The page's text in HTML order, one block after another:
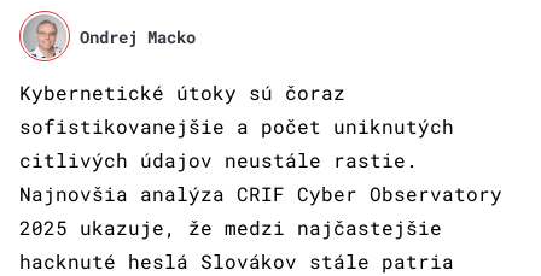
Ondrej Macko
Kybernetické útoky sú čoraz
sofistikovanejšie a počet uniknutých
citlivých údajov neustále rastie.
Najnovšia analýza CRIF Cyber Observatory
2025 ukazuje, že medzi najčastejšie
hacknuté heslá Slovákov stále patria